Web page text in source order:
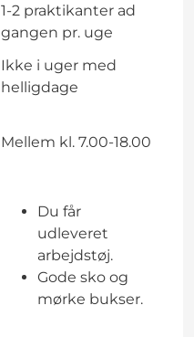
1-2 praktikanter ad
gangen pr. uge
Ikke i uger med
helligdage
Mellem kl. 7.00-18.00
Du får
udleveret
arbejdstøj.
Gode sko og
mørke bukser.